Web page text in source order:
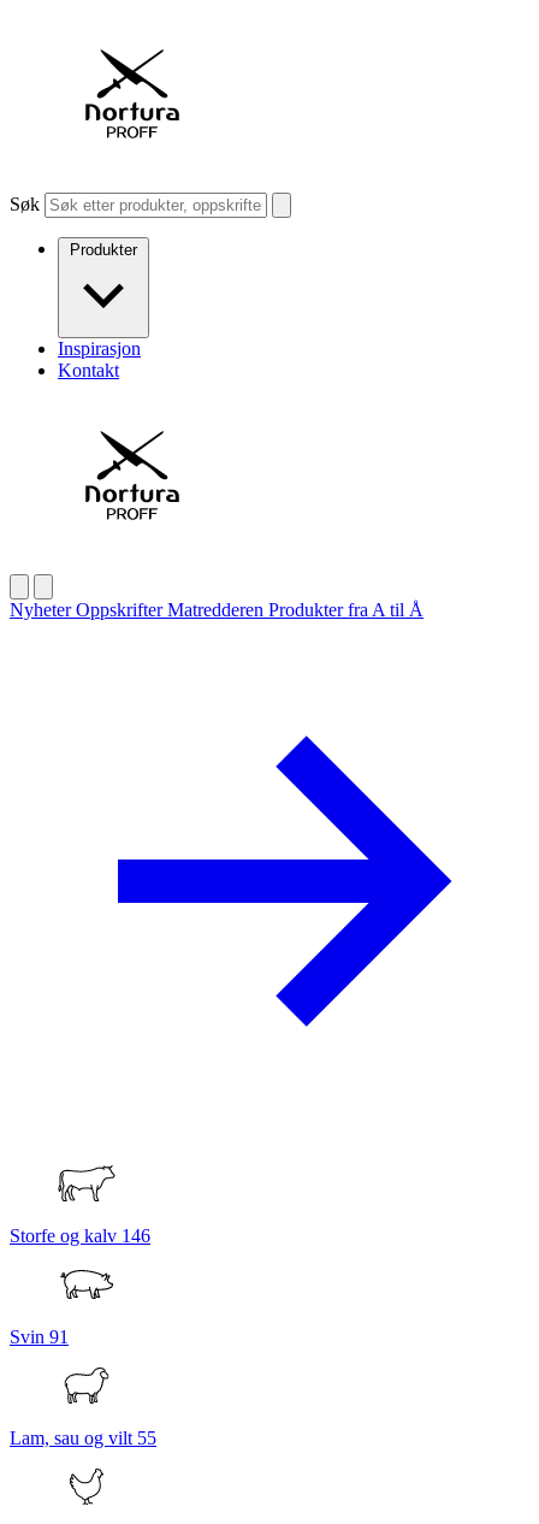
Søk
Produkter
Inspirasjon
Kontakt
NyheterOppskrifterMatredderen Produkter fra A til Å
Storfe og kalv 146
Svin 91
Lam, sau og vilt 55